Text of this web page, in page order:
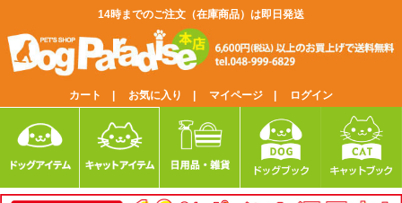
14時までのご注文（在庫商品）は即日発送
カート | お気に入り | マイページ | ログイン